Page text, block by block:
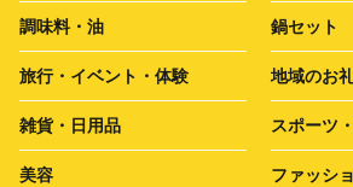
調味料・油 鍋セット
旅行・イベント・体験 地域のお
雑貨・日用品 スポーツ
美容 ファッシ